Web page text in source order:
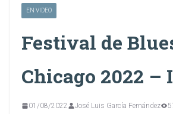
EN VIDEO
Festival de
Chicago 2022 –
01/08/2022 José Luis García Fernández